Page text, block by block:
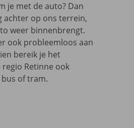
je met de auto? Dan
achter op ons terrein,
weer binnenbrengt.
ook probleemloos aan
bereik je het
Retinne ook
of tram.